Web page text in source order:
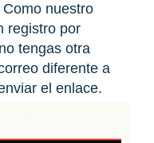
nuestro
registro por
tengas otra
diferente a
el enlace.